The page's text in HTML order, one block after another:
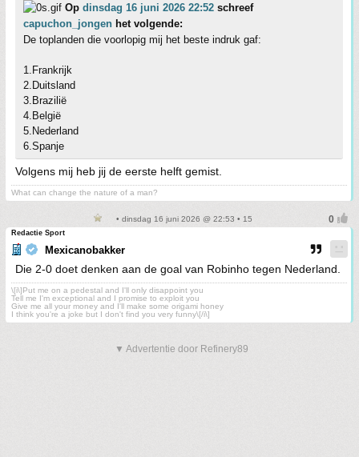
Op dinsdag 16 juni 2026 22:52 schreef
capuchon_jongen het volgende:
De toplanden die voorlopig mij het beste indruk gaf:
1.Frankrijk
2.Duitsland
3.Brazilië
4.België
5.Nederland
6.Spanje
Volgens mij heb jij de eerste helft gemist.
What can change the nature of a man?
• dinsdag 16 juni 2026 @ 22:53 • 15
Redactie Sport
Mexicanobakker
Die 2-0 doet denken aan de goal van Robinho tegen Nederland.
\[i\]Put me on a pedestal and I'll only disappoint you
Tell me I'm exceptional and I promise to exploit you
Give me all your money and I'll make some origami honey
I think you're a joke but I don't find you very funny\[/i\]
▼ Advertentie door Refinery89